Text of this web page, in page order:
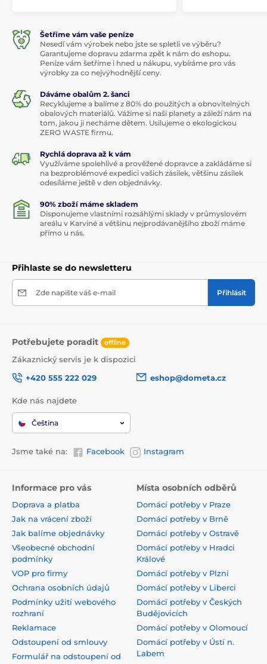
Šetříme vám vaše peníze
Nesedí vám výrobek nebo jste se spletli ve výběru?
Garantujeme dopravu zdarma zpět k nám do eshopu.
Peníze vám šetříme i hned u nákupu, vybíráme pro vás
výrobky za co nejvýhodnější ceny.
Dáváme obalům 2. šanci
Recyklujeme a balíme z 80% do použitých a obnovitelných
obalových materiálů. Vážíme si naší planety a záleží nám na
tom, jakou ji necháme dětem. Usilujeme o ekologickou
ZERO WASTE firmu.
Rychlá doprava až k vám
Využíváme spolehlivé a prověžené dopravce a zakládáme si
na bezproblémové expedici vašich zásilek, většinu zásilek
odesíláme ještě v den objednávky.
90% zboží máme skladem
Disponujeme vlastními rozsáhlými sklady v průmyslovém
areálu v Karviné a většinu nejprodávanějšího zboží máme
přímo u nás.
Přihlaste se do newsletteru
Zde napište váš e-mail Přihlásit
Potřebujete poradit offline
Zákaznický servis je k dispozici
+420 555 222 029
eshop@dometa.cz
Kde nás najdete
Čeština
Jsme také na: Facebook Instagram
Informace pro vás
Doprava a platba
Jak na vrácení zboží
Jak balíme objednávky
Všeobecné obchodní
podmínky
VOP pro firmy
Ochrana osobních údajů
Podmínky užití webového
rozhraní
Reklamace
Odstoupení od smlouvy
Formulář na odstoupení od
Místa osobních odběrů
Domácí potřeby v Praze
Domácí potřeby v Brně
Domácí potřeby v Ostravě
Domácí potřeby v Hradci
Králové
Domácí potřeby v Plzni
Domácí potřeby v Liberci
Domácí potřeby v Českých
Budějovicích
Domácí potřeby v Olomoucí
Domácí potřeby v Ústí n.
Labem